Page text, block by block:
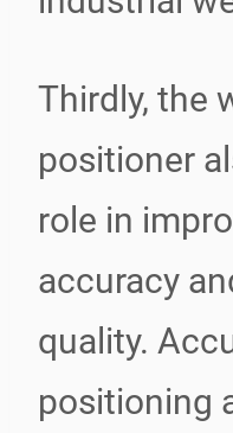
Thirdly, the
positioner
role in
accuracy
quality.
positioning